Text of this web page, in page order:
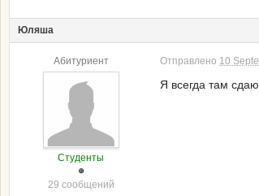
Юляша
Абитуриент
Студенты
29 сообщений
Отправлено 10
Я всегда там